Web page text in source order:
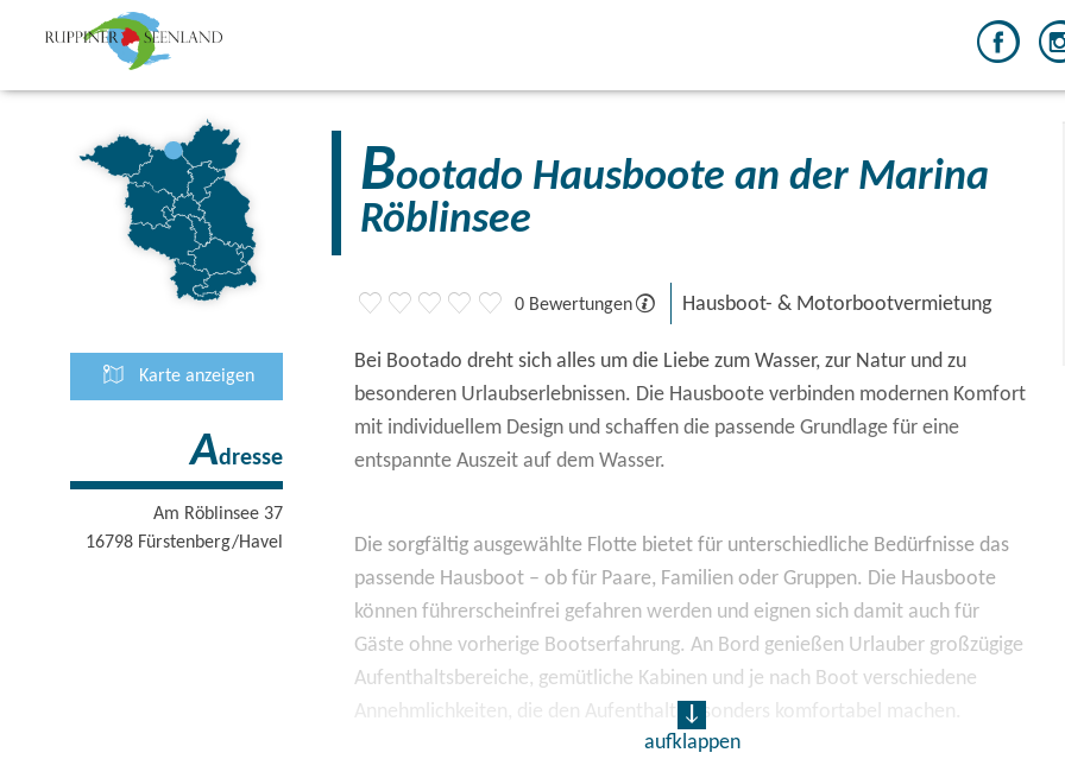
Karte anzeigen
Adresse
Am Röblinsee 37
16798 Fürstenberg/Havel
Bootado Hausboote an der Marina
Röblinsee
0 Bewertungen Hausboot- & Motorbootvermietung
Bei Bootado dreht sich alles um die Liebe zum Wasser, zur Natur und zu
besonderen Urlaubserlebnissen. Die Hausboote verbinden modernen Komfort
mit individuellem Design und schaffen die passende Grundlage für eine
entspannte Auszeit auf dem Wasser.
Die sorgfältig ausgewählte Flotte bietet für unterschiedliche Bedürfnisse das
passende Hausboot – ob für Paare, Familien oder Gruppen. Die Hausboote
können führerscheinfrei gefahren werden und eignen sich damit auch für
Gäste ohne vorherige Bootserfahrung. An Bord genießen Urlauber großzügige
Aufenthaltsbereiche, gemütliche Kabinen und je nach Boot verschiedene
Annehmlichkeiten, die den Aufenthalt besonders komfortabel machen.
aufklappen